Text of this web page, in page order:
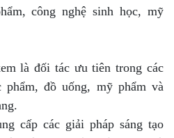
công nghệ sinh học, mỹ
là đối tác ưu tiên trong các
phẩm, đồ uống, mỹ phẩm và
cấp các giải pháp sáng tạo